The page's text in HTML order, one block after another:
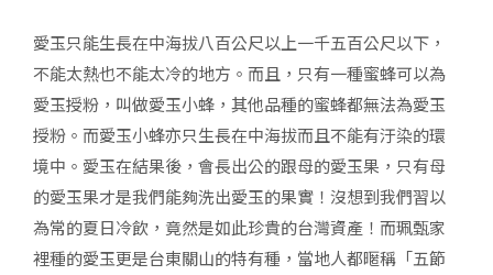
愛玉只能生長在中海拔八百公尺以上一千五百公尺以下，
不能太熱也不能太冷的地方。而且，只有一種蜜蜂可以為
愛玉授粉，叫做愛玉小蜂，其他品種的蜜蜂都無法為愛玉
授粉。而愛玉小蜂亦只生長在中海拔而且不能有汙染的環
境中。愛玉在結果後，會長出公的跟母的愛玉果，只有母
的愛玉果才是我們能夠洗出愛玉的果實！沒想到我們習以
為常的夏日冷飲，竟然是如此珍貴的台灣資產！而珮甄家
裡種的愛玉更是台東關山的特有種，當地人都暱稱「五節